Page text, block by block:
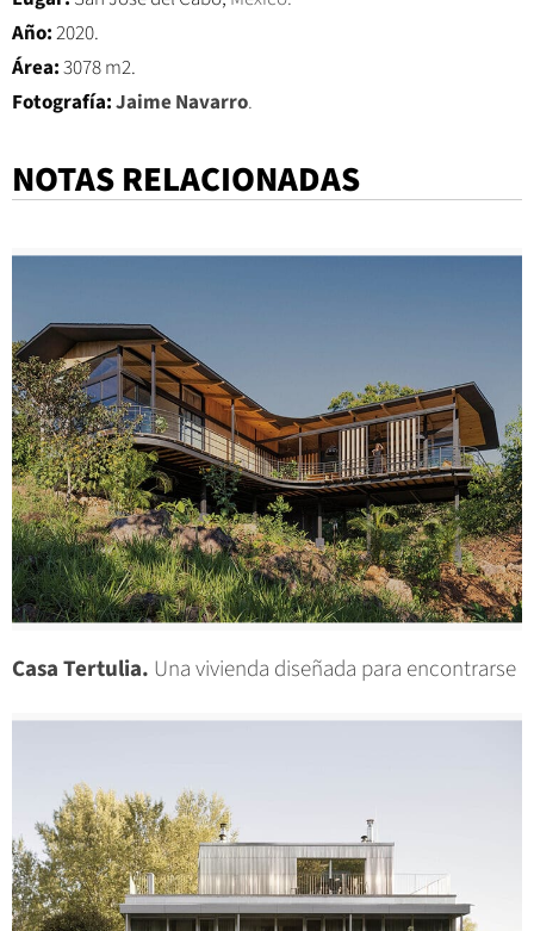
Año:2020.
Área:3078 m2.
Fotografía:Jaime Navarro.
NOTAS RELACIONADAS
Casa Tertulia. Una vivienda diseñada para encontrarse